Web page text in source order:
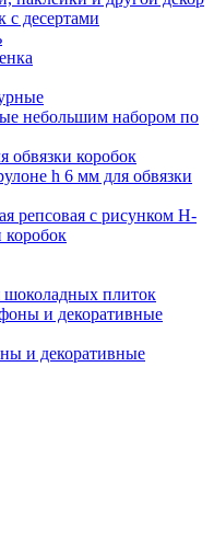
с десертами
небольшим набором по
обвязки коробок
h 6 мм для обвязки
репсовая с рисунком H-
коробок
шоколадных плиток
и декоративные